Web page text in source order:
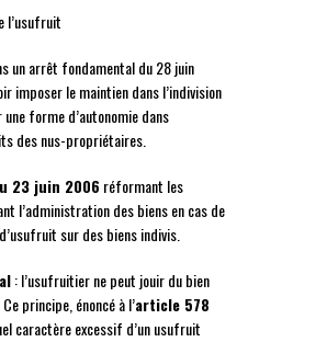
l’usufruit
un arrêt fondamental du 28 juin
imposer le maintien dans l’indivision
forme d’autonomie dans
des nus-propriétaires.
23 juin 2006 réformant les
l’administration des biens en cas de
sur des biens indivis.
: l’usufruitier ne peut jouir du bien
principe, énoncé à l’article 578
caractère excessif d’un usufruit